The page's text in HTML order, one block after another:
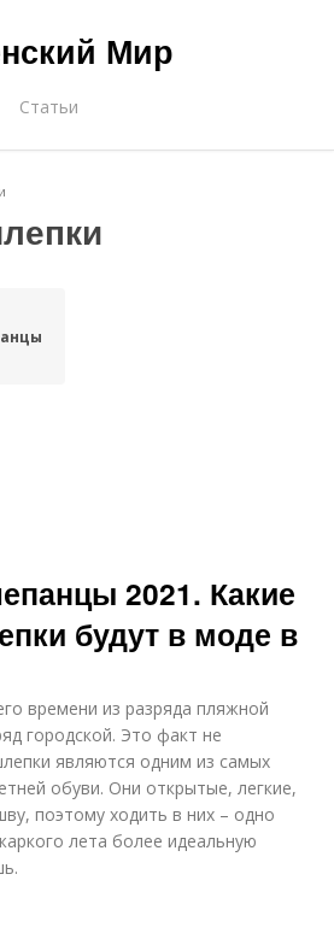
Мир
Статьи
2021. Какие
будут в моде в
времени из разряда пляжной
городской. Это факт не
являются одним из самых
обуви. Они открытые, легкие,
поэтому ходить в них – одно
лета более идеальную